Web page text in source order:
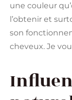
une couleur
l’obtenir et
son
cheveux. Je